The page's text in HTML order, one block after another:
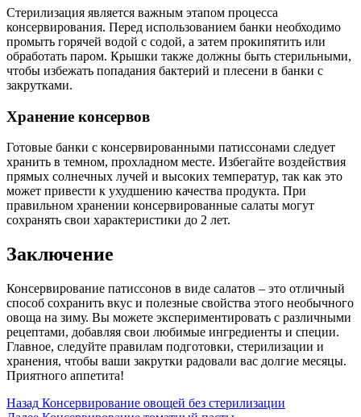
Стерилизация является важным этапом процесса
консервирования. Перед использованием банки необходимо
промыть горячей водой с содой, а затем прокипятить или
обработать паром. Крышки также должны быть стерильными,
чтобы избежать попадания бактерий и плесени в банки с
закрутками.
Хранение консервов
Готовые банки с консервированными патиссонами следует
хранить в темном, прохладном месте. Избегайте воздействия
прямых солнечных лучей и высоких температур, так как это
может привести к ухудшению качества продукта. При
правильном хранении консервированные салаты могут
сохранять свои характеристики до 2 лет.
Заключение
Консервирование патиссонов в виде салатов – это отличный
способ сохранить вкус и полезные свойства этого необычного
овоща на зиму. Вы можете экспериментировать с различными
рецептами, добавляя свои любимые ингредиенты и специи.
Главное, следуйте правилам подготовки, стерилизации и
хранения, чтобы ваши закрутки радовали вас долгие месяцы.
Приятного аппетита!
Post
Назад Консервирование овощей без стерилизации